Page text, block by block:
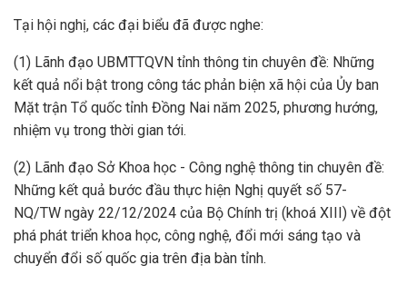
Tại hội nghị, các đại biểu đã được nghe:
(1) Lãnh đạo UBMTTQVN tỉnh thông tin chuyên đề: Những
kết quả nổi bật trong công tác phản biện xã hội của Ủy ban
Mặt trận Tổ quốc tỉnh Đồng Nai năm 2025, phương hướng,
nhiệm vụ trong thời gian tới.
(2) Lãnh đạo Sở Khoa học - Công nghệ thông tin chuyên đề:
Những kết quả bước đầu thực hiện Nghị quyết số 57-
NQ/TW ngày 22/12/2024 của Bộ Chính trị (khoá XIII) về đột
phá phát triển khoa học, công nghệ, đổi mới sáng tạo và
chuyển đổi số quốc gia trên địa bàn tỉnh.